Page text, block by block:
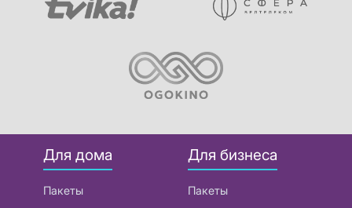
Для дома
Пакеты
Для бизнеса
Пакеты